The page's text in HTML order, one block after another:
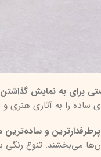
برای به نمایش
ساده را به آثاری
و
می‌بخشند. تنوع